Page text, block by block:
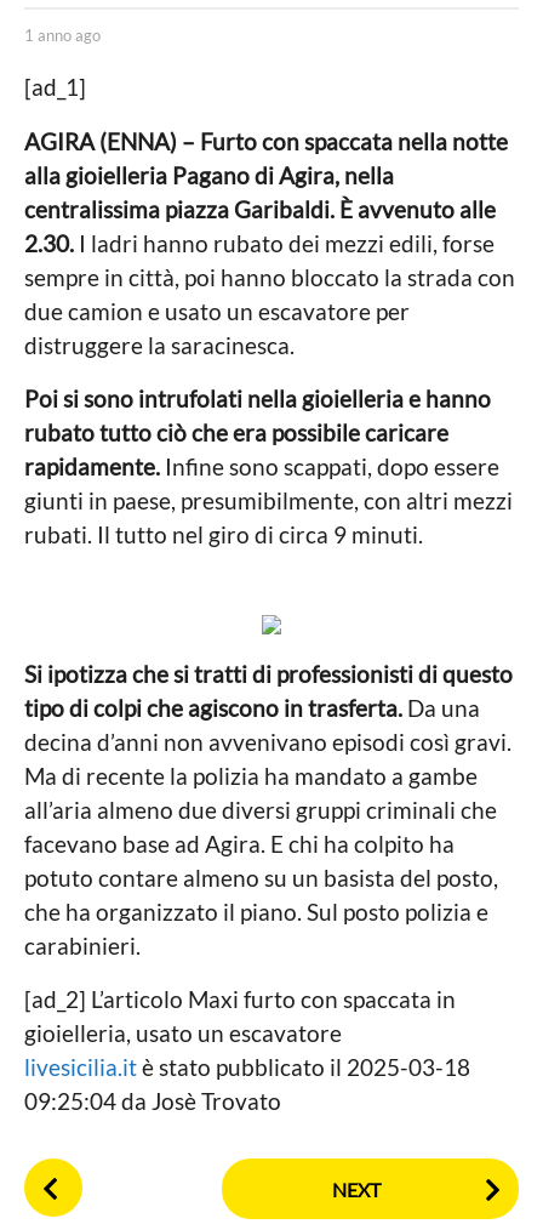
a
o
1
a
n
n
o
a
g
b
L
a
P
o
l
t
i
c
a
L
o
c
a
l
e
1 anno ago
o
a
g
o
[ad_1]
AGIRA (ENNA) – Furto con spaccata nella notte
alla gioielleria Pagano di Agira, nella
centralissima piazza Garibaldi. È avvenuto alle
2.30. I ladri hanno rubato dei mezzi edili, forse
sempre in città, poi hanno bloccato la strada con
due camion e usato un escavatore per
distruggere la saracinesca.
Poi si sono intrufolati nella gioielleria e hanno
rubato tutto ciò che era possibile caricare
rapidamente. Infine sono scappati, dopo essere
giunti in paese, presumibilmente, con altri mezzi
rubati. Il tutto nel giro di circa 9 minuti.
Si ipotizza che si tratti di professionisti di questo
tipo di colpi che agiscono in trasferta. Da una
decina d’anni non avvenivano episodi così gravi.
Ma di recente la polizia ha mandato a gambe
all’aria almeno due diversi gruppi criminali che
facevano base ad Agira. E chi ha colpito ha
potuto contare almeno su un basista del posto,
che ha organizzato il piano. Sul posto polizia e
carabinieri.
[ad_2] L’articolo Maxi furto con spaccata in
gioielleria, usato un escavatore
livesicilia.itè stato pubblicato il 2025-03-18
09:25:04 da Josè Trovato
P
o
NEXT